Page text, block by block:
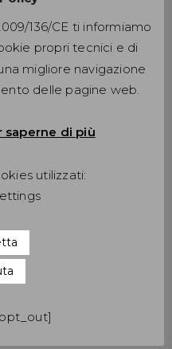
136/CE ti informiamo
propri tecnici e di
migliore navigazione
delle pagine web.
saperne di più
utilizzati: